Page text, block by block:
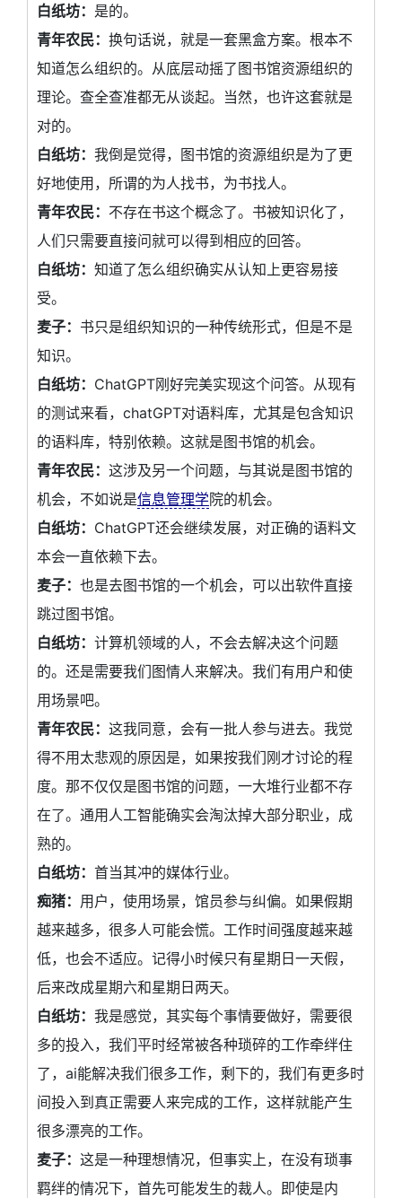
白纸坊： 是的。
青年农民： 换句话说，就是一套黑盒方案。根本不
知道怎么组织的。从底层动摇了图书馆资源组织的
理论。查全查准都无从谈起。当然，也许这套就是
对的。
白纸坊： 我倒是觉得，图书馆的资源组织是为了更
好地使用，所谓的为人找书，为书找人。
青年农民： 不存在书这个概念了。书被知识化了，
人们只需要直接问就可以得到相应的回答。
白纸坊： 知道了怎么组织确实从认知上更容易接
受。
麦子： 书只是组织知识的一种传统形式，但是不是
知识。
白纸坊： ChatGPT刚好完美实现这个问答。从现有
的测试来看，chatGPT对语料库，尤其是包含知识
的语料库，特别依赖。这就是图书馆的机会。
青年农民： 这涉及另一个问题，与其说是图书馆的
机会，不如说是信息管理学院的机会。
白纸坊： ChatGPT还会继续发展，对正确的语料文
本会一直依赖下去。
麦子： 也是去图书馆的一个机会，可以出软件直接
跳过图书馆。
白纸坊： 计算机领域的人，不会去解决这个问题
的。还是需要我们图情人来解决。我们有用户和使
用场景吧。
青年农民： 这我同意，会有一批人参与进去。我觉
得不用太悲观的原因是，如果按我们刚才讨论的程
度。那不仅仅是图书馆的问题，一大堆行业都不存
在了。通用人工智能确实会淘汰掉大部分职业，成
熟的。
白纸坊： 首当其冲的媒体行业。
痴猪： 用户，使用场景，馆员参与纠偏。如果假期
越来越多，很多人可能会慌。工作时间强度越来越
低，也会不适应。记得小时候只有星期日一天假，
后来改成星期六和星期日两天。
白纸坊： 我是感觉，其实每个事情要做好，需要很
多的投入，我们平时经常被各种琐碎的工作牵绊住
了，ai能解决我们很多工作，剩下的，我们有更多时
间投入到真正需要人来完成的工作，这样就能产生
很多漂亮的工作。
麦子： 这是一种理想情况，但事实上，在没有琐事
羁绊的情况下，首先可能发生的裁人。即使是内